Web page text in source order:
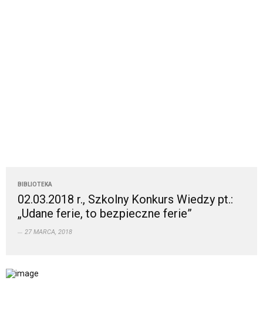
BIBLIOTEKA
02.03.2018 r., Szkolny Konkurs Wiedzy pt.:
„Udane ferie, to bezpieczne ferie”
27 MARCA, 2018